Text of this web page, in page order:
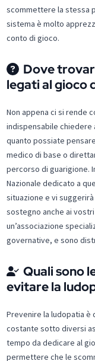
scommettere la stessa
sistema è molto
conto di gioco.
Dove
legati al gioco
Non appena ci si rende
indispensabile chiedere
quanto possiate
medico di base o
percorso di guarigione.
Nazionale dedicato a
situazione e vi
sostegno anche ai
un’associazione
governative, e sono
Quali sono
evitare la
Prevenire la ludopatia
costante sotto diversi
tempo da dedicare al
permettere che le